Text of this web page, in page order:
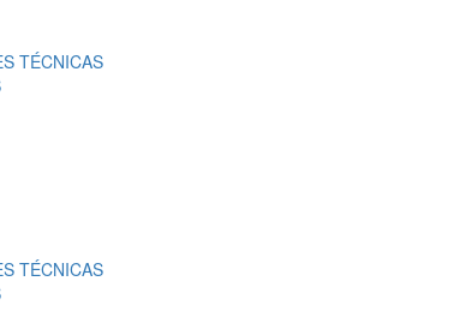
TÉCNICAS
TÉCNICAS